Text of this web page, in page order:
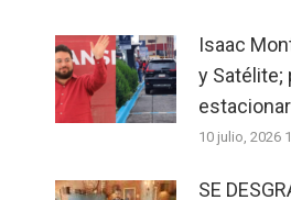
Isaac
y Satélite;
10 julio, 2026
SE